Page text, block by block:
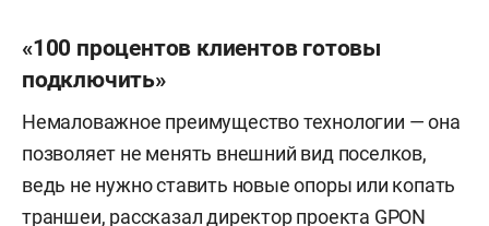
«100 процентов клиентов готовы
подключить»
Немаловажное преимущество технологии — она
позволяет не менять внешний вид поселков,
ведь не нужно ставить новые опоры или копать
траншеи, рассказал директор проекта GPON